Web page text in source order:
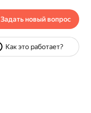
Задать новый вопрос
Как это работает?